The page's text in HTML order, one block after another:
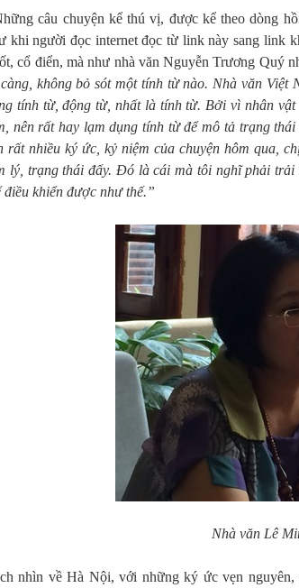
câu chuyện kể thú vị, được kể theo dòng
khi người đọc internet đọc từ link này sang link
cổ điển, mà như nhà văn Nguyễn Trương Quý
không bỏ sót một tính từ nào. Nhà văn
tính từ, động từ, nhất là tính từ. Bởi vì nhân
nên rất hay lạm dụng tính từ để mô tả trạng
rất nhiều ký ức, kỷ niệm của chuyện hôm qua,
lý, trạng thái đấy. Đó là cái mà tôi nghĩ phải
điều khiển được như thế.”
Nhà văn Lê
nhìn về Hà Nội, với những ký ức vẹn